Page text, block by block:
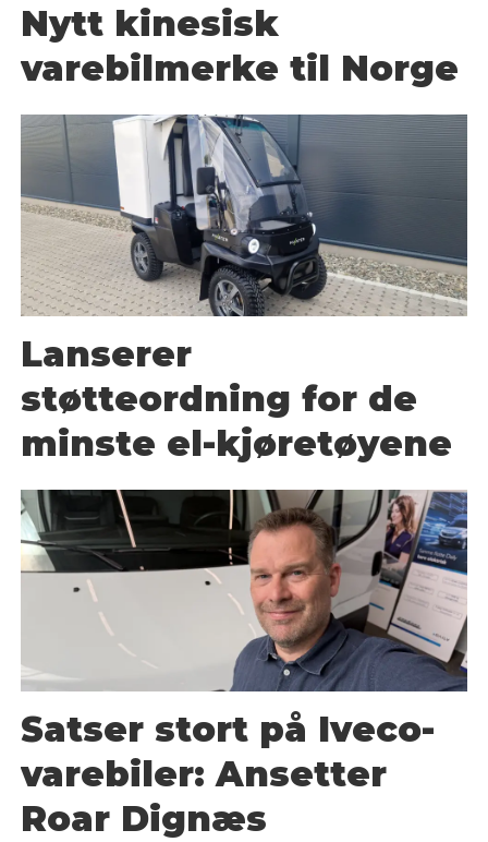
Nytt kinesisk
varebilmerke til Norge
Lanserer
støtteordning for de
minste el-kjøretøyene
Satser stort på Iveco-
varebiler: Ansetter
Roar Dignæs